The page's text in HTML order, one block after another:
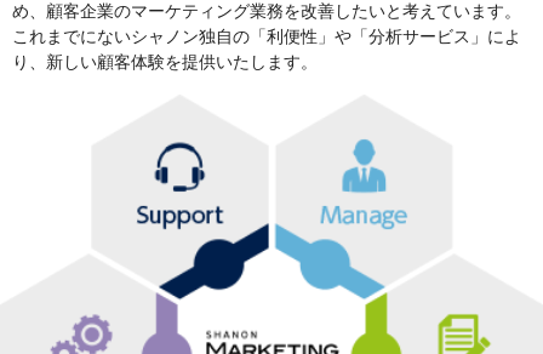
め、顧客企業のマーケティング業務を改善したいと考えています。
これまでにないシャノン独自の「利便性」や「分析サービス」によ
り、新しい顧客体験を提供いたします。